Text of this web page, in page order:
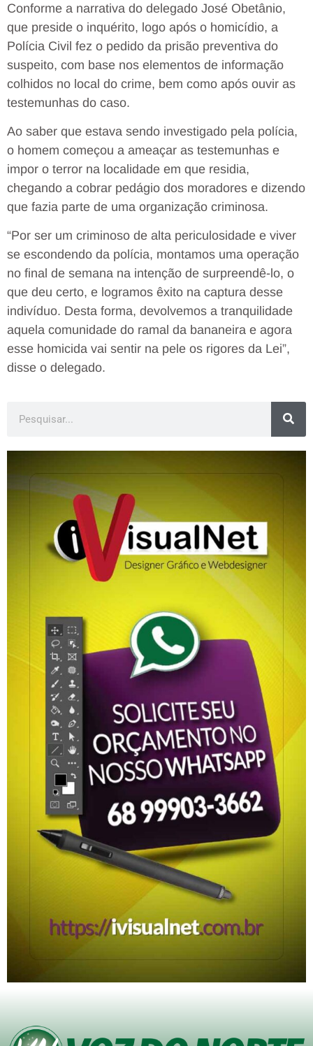
Conforme a narrativa do delegado José Obetânio,
que preside o inquérito, logo após o homicídio, a
Polícia Civil fez o pedido da prisão preventiva do
suspeito, com base nos elementos de informação
colhidos no local do crime, bem como após ouvir as
testemunhas do caso.
Ao saber que estava sendo investigado pela polícia,
o homem começou a ameaçar as testemunhas e
impor o terror na localidade em que residia,
chegando a cobrar pedágio dos moradores e dizendo
que fazia parte de uma organização criminosa.
“Por ser um criminoso de alta periculosidade e viver
se escondendo da polícia, montamos uma operação
no final de semana na intenção de surpreendê-lo, o
que deu certo, e logramos êxito na captura desse
indivíduo. Desta forma, devolvemos a tranquilidade
aquela comunidade do ramal da bananeira e agora
esse homicida vai sentir na pele os rigores da Lei”,
disse o delegado.